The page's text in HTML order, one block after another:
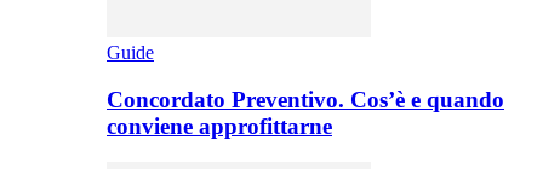
Guide
Concordato Preventivo. Cos’è e quando
conviene approfittarne